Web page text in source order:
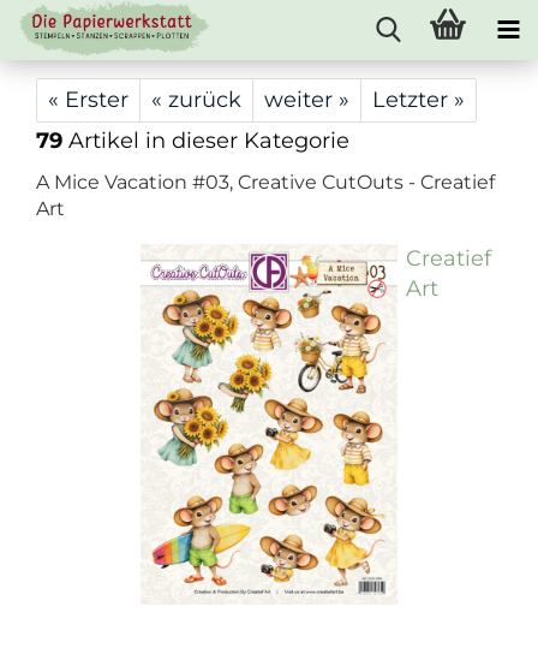
« Erster « zurück weiter »
Letzter »
79 Artikel in dieser Kategorie
A Mice Vacation #03, Creative CutOuts - Creatief
Art
Creatief
Art